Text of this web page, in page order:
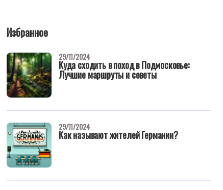
Избранное
Куда сходить в поход в Подмосковье:
Лучшие маршруты и советы
29/11/2024
Как называют жителей Германии?
29/11/2024